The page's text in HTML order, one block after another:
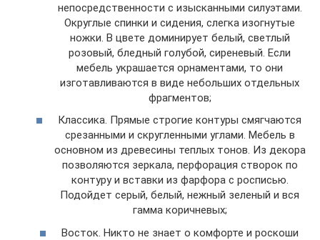
непосредственности с изысканными силуэтами.
Округлые спинки и сидения, слегка изогнутые
ножки. В цвете доминирует белый, светлый
розовый, бледный голубой, сиреневый. Если
мебель украшается орнаментами, то они
изготавливаются в виде небольших отдельных
фрагментов;
Классика. Прямые строгие контуры смягчаются
срезанными и скругленными углами. Мебель в
основном из древесины теплых тонов. Из декора
позволяются зеркала, перфорация створок по
контуру и вставки из фарфора с росписью.
Подойдет серый, белый, нежный зеленый и вся
гамма коричневых;
Восток. Никто не знает о комфорте и роскоши